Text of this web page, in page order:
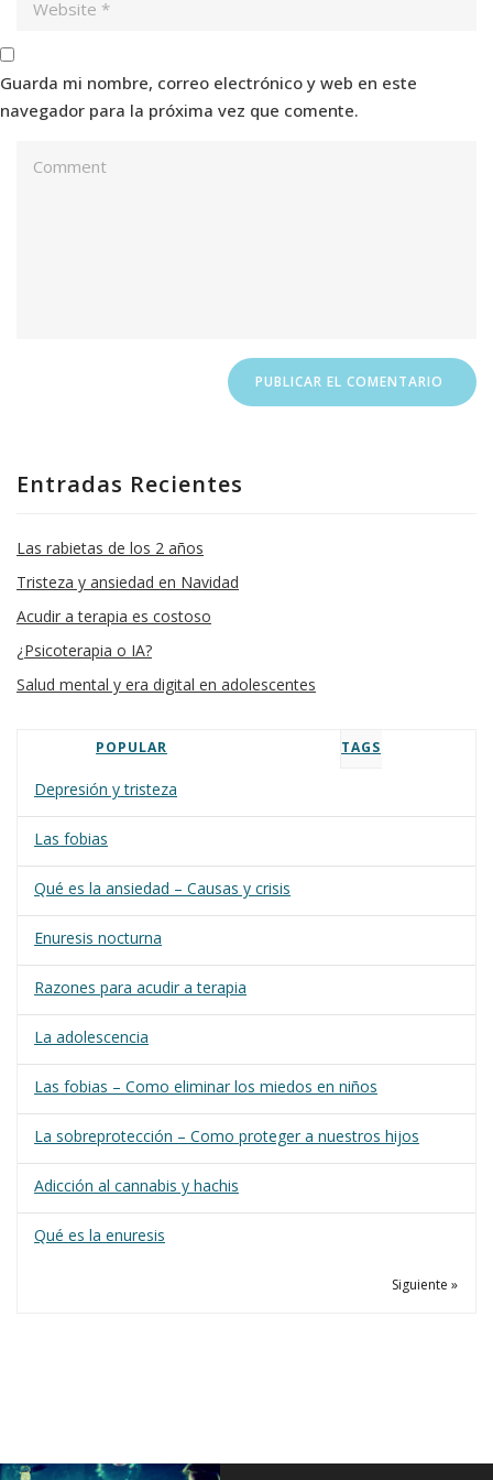
Guarda mi nombre, correo electrónico y web en este
navegador para la próxima vez que comente.
Entradas Recientes
Las rabietas de los 2 años
Tristeza y ansiedad en Navidad
Acudir a terapia es costoso
¿Psicoterapia o IA?
Salud mental y era digital en adolescentes
POPULAR TAGS
Depresión y tristeza
Las fobias
Qué es la ansiedad – Causas y crisis
Enuresis nocturna
Razones para acudir a terapia
La adolescencia
Las fobias – Como eliminar los miedos en niños
La sobreprotección – Como proteger a nuestros hijos
Adicción al cannabis y hachis
Qué es la enuresis
Siguiente »